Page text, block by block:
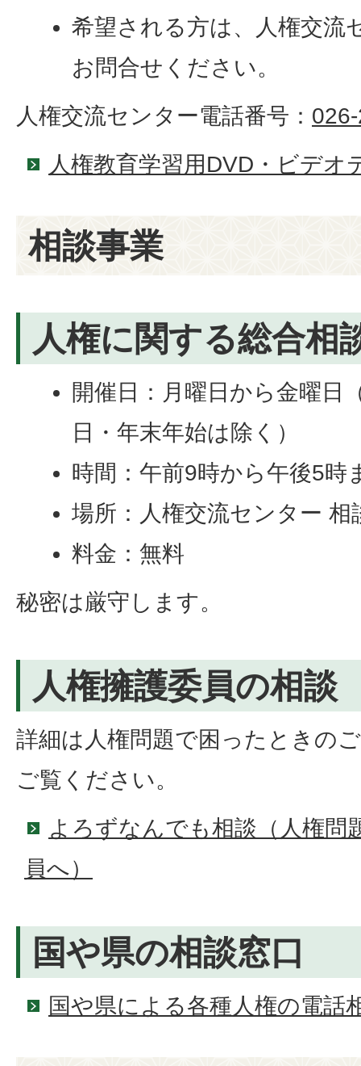
希望される方は、人権交流
お問合せください。
人権交流センター電話番号：
人権教育学習用DVD・ビデオ
相談事業
人権に関する総合相
開催日：月曜日から金曜日
日・年末年始は除く）
時間：午前9時から午後5時
場所：人権交流センター 相
料金：無料
秘密は厳守します。
人権擁護委員の相談
詳細は人権問題で困ったときの
ご覧ください。
よろずなんでも相談（人権問
員へ）
国や県の相談窓口
国や県による各種人権の電話